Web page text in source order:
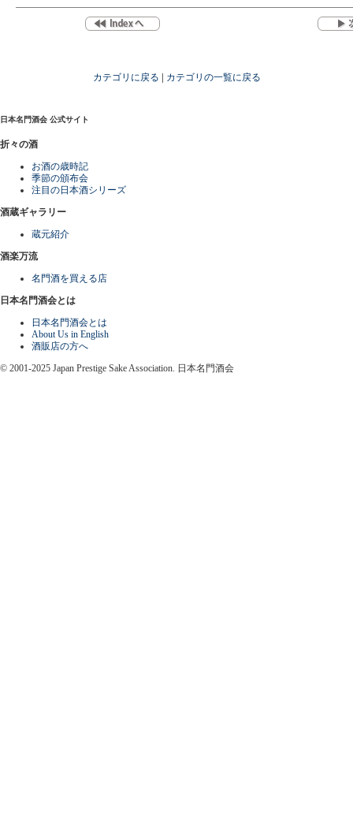
カテゴリに戻る カテゴリの一覧に戻る
日本名門酒会 公式サイト
折々の酒
お酒の歳時記
季節の頒布会
注目の日本酒シリーズ
酒蔵ギャラリー
蔵元紹介
酒楽万流
名門酒を買える店
日本名門酒会とは
日本名門酒会とは
About Us in English
酒販店の方へ
© 2001-2025 Japan Prestige Sake Association. 日本名門酒会